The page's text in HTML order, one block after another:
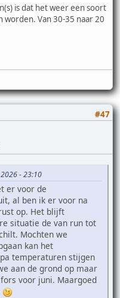
is dat het weer een soort
worden. Van 30-35 naar 20
#47
- 23:10
er voor de
al ben ik er voor na
op. Het blijft
situatie de van run tot
Mochten we
kan het
temperaturen stijgen
aan de grond op maar
voor juni. Maargoed